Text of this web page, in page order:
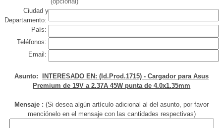
Ciudad y
Departamento:
País:
Teléfonos:
Email:
Asunto:
INTERESADO EN: (Id.Prod.1715) - Cargador para Asus
Premium de 19V a 2.37A 45W punta de 4.0x1.35mm
Mensaje : (Si desea algún artículo adicional al del asunto, por favor
menciónelo en el mensaje con las cantidades respectivas)